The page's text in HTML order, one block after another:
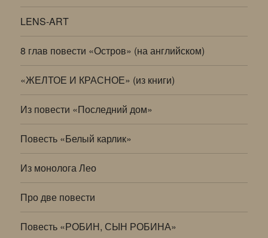
LENS-ART
8 глав повести «Остров» (на английском)
«ЖЕЛТОЕ И КРАСНОЕ» (из книги)
Из повести «Последний дом»
Повесть «Белый карлик»
Из монолога Лео
Про две повести
Повесть «РОБИН, СЫН РОБИНА»